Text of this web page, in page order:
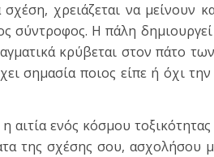
χρειάζεται να μείνουν
σύντροφος. Η πάλη
κρύβεται στον πάτο
σημασία ποιος είπε ή όχι
αιτία ενός κόσμου
της σχέσης σου, ασχολήσου